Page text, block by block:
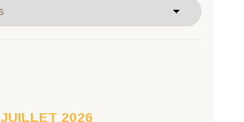
JUILLET 2026